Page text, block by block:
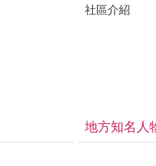
社區介紹
地方知名人